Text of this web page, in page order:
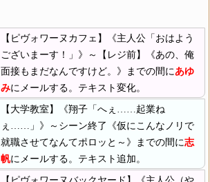
【ピヴォワーヌカフェ】《主人公「おはよう
ございまーす！」》～【レジ前】《あの、俺
面接もまだなんですけど。》までの間にあゆ
みにメールする。テキスト変化。
【大学教室】《翔子「へぇ……起業ね
ぇ……」》～シーン終了《仮にこんなノリで
就職させてなんてポロッと～》までの間に志
帆にメールする。テキスト追加。
【ピヴォワーヌバックヤード】《主人公（や